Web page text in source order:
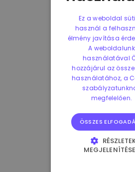
Ez a weboldal
használ a
élmény javítása
A weboldalunk
használatával
hozzájárul az
használatához, a
megfelelően.
ÖSSZES
MEGJELENÍTÉSE